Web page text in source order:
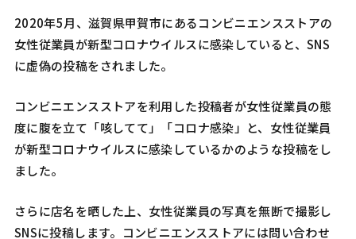
2020年5月、滋賀県甲賀市にあるコンビニエンスストアの
女性従業員が新型コロナウイルスに感染していると、SNS
に虚偽の投稿をされました。
コンビニエンスストアを利用した投稿者が女性従業員の態
度に腹を立て「咳してて」「コロナ感染」と、女性従業員
が新型コロナウイルスに感染しているかのような投稿をし
ました。
さらに店名を晒した上、女性従業員の写真を無断で撮影し
SNSに投稿します。コンビニエンスストアには問い合わせ